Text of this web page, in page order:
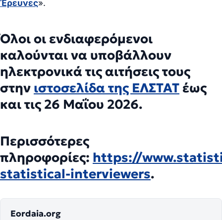
Έρευνες».
Όλοι οι ενδιαφερόμενοι
καλούνται να υποβάλλουν
ηλεκτρονικά τις αιτήσεις τους
στην ιστοσελίδα της ΕΛΣΤΑΤ έως
και τις 26 Μαΐου 2026.
Περισσότερες
πληροφορίες: https://
statistical-interviewers.
Eordaia.org